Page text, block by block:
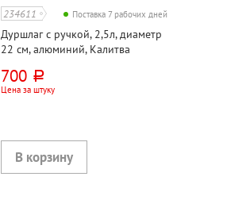
234611 Поставка 7 рабочих дней
Дуршлаг с ручкой, 2,5л, диаметр
22 см, алюминий, Калитва
700 руб.
Цена за штуку